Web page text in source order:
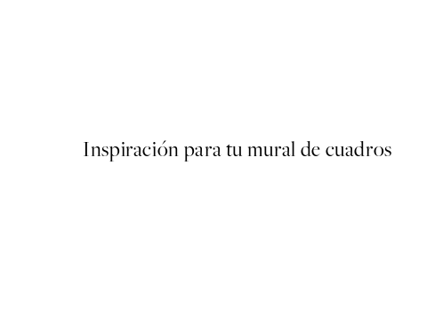
Inspiración para tu mural de cuadros